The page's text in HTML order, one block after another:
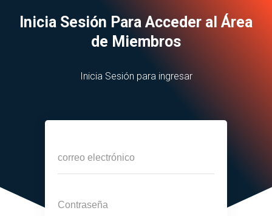
Inicia Sesión Para Acceder al Área
de Miembros
Inicia Sesión para ingresar